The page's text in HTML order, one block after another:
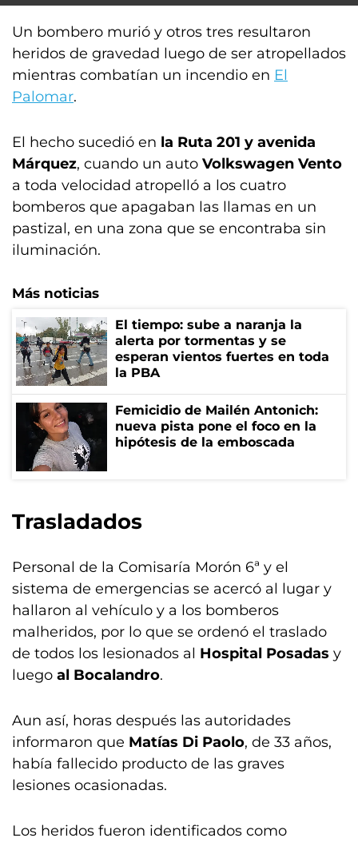
Un bombero murió y otros tres resultaron
heridos de gravedad luego de ser atropellados
mientras combatían un incendio en El
Palomar.
El hecho sucedió en la Ruta 201 y avenida
Márquez, cuando un auto Volkswagen Vento
a toda velocidad atropelló a los cuatro
bomberos que apagaban las llamas en un
pastizal, en una zona que se encontraba sin
iluminación.
Más noticias
El tiempo: sube a naranja la
alerta por tormentas y se
esperan vientos fuertes en toda
la PBA
Femicidio de Mailén Antonich:
nueva pista pone el foco en la
hipótesis de la emboscada
Trasladados
Personal de la Comisaría Morón 6ª y el
sistema de emergencias se acercó al lugar y
hallaron al vehículo y a los bomberos
malheridos, por lo que se ordenó el traslado
de todos los lesionados al Hospital Posadas y
luego al Bocalandro.
Aun así, horas después las autoridades
informaron que Matías Di Paolo, de 33 años,
había fallecido producto de las graves
lesiones ocasionadas.
Los heridos fueron identificados como